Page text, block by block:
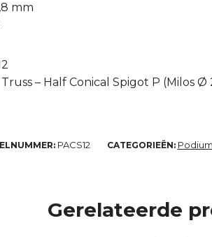
mm
– Half Conical Spigot P (Milos
PACS12 CATEGORIEËN:
Gerelateerde